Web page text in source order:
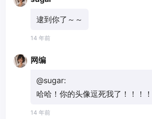
逮到你了～～
14 年前
网编
@sugar:
哈哈！你的头像逗死我了！！！！
14 年前